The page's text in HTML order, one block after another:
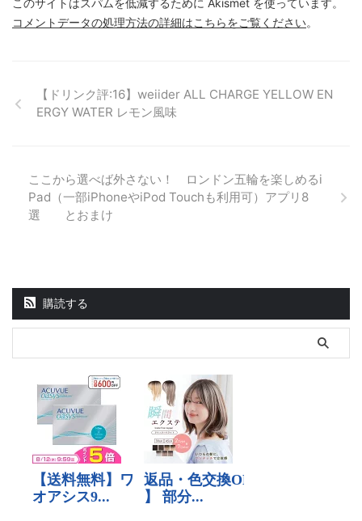
このサイトはスパムを低減するために Akismet を使っています。
コメントデータの処理方法の詳細はこちらをご覧ください。
【ドリンク評:16】weiider ALL CHARGE YELLOW EN
ERGY WATER レモン風味
ここから選べば外さない！ ロンドン五輪を楽しめるi
Pad（一部iPhoneやiPod Touchも利用可）アプリ8
選 とおまけ
購読する